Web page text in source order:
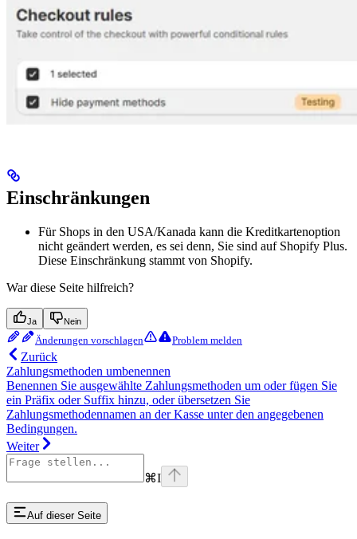
Einschränkungen
Für Shops in den USA/Kanada kann die Kreditkartenoption
nicht geändert werden, es sei denn, Sie sind auf Shopify Plus.
Diese Einschränkung stammt von Shopify.
War diese Seite hilfreich?
Ja Nein
Änderungen vorschlagen Problem melden
Zurück
Zahlungsmethoden umbenennen
Benennen Sie ausgewählte Zahlungsmethoden um oder fügen Sie
ein Präfix oder Suffix hinzu, oder übersetzen Sie
Zahlungsmethodennamen an der Kasse unter den angegebenen
Bedingungen.
Weiter
⌘I
Auf dieser Seite